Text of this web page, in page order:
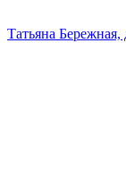
Татьяна